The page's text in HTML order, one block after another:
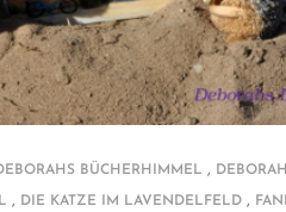
BÜCHERHIMMEL ,
, DIE KATZE IM LAVENDELFELD ,